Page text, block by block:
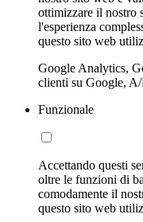
ottimizzare il nostro
l'esperienza
questo sito web
Google Analytics,
clienti su Google,
Funzionale
Accettando questi
oltre le funzioni di
comodamente il
questo sito web